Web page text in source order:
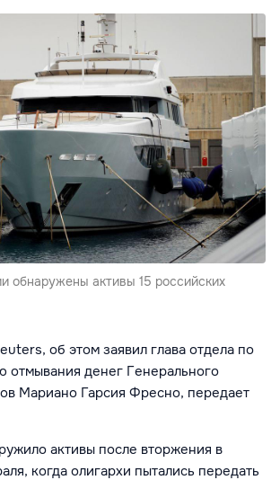
обнаружены активы 15 российских
об этом заявил глава отдела по
отмывания денег Генерального
Мариано Гарсия Фресно, передает
активы после вторжения в
когда олигархи пытались передать